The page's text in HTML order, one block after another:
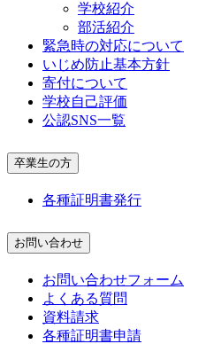
学校紹介
部活紹介
緊急時の対応について
いじめ防止基本方針
寄付について
学校自己評価
公認SNS一覧
卒業生の方
各種証明書発行
お問い合わせ
お問い合わせフォーム
よくある質問
資料請求
各種証明書申請